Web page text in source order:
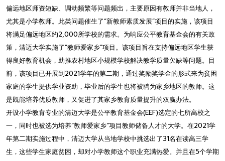
偏远地区师资短缺、调动频繁等问题频出，主要原因有教师并非当地人，
尤其是小学教师。此类问题催生了“新教师素质发展”项目的实施，该项目
将满足偏远地区约2,000所学校的需求。为响应公平教育基金会的有关政
策，清迈大学实施了“教师爱家乡”项目。该项目旨在支持偏远地区学生获
得良好教育机会，助推农村地区小规模学校解决教学质量欠缺等问题。目
前，该项目已开展到2021学年的第二期，通过奖励奖学金的形式来为贫困
家庭的学生提供学业资助，毕业后的学生也将被聘为家乡地区的教师。这
是既能培养优质教师，又促进了其家乡教育质量提升的双赢办法。
开设小学教育专业的清迈大学是公平教育基金会(EEF)选定的七所高校之
一，同时也被选为培养“教师爱家乡”项目教师储备人才的大学。在2021学
年第二期实施过程中，清迈大学从当地学校中挑选出了31名在读高三学
生，这些学生家庭贫困，却对小学教师这个职业充满热爱。并且在5个学期